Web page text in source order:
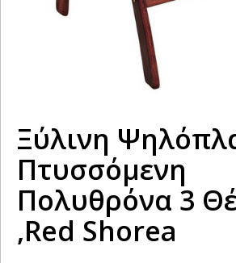
Ξύλινη
Πτυσσόμενη
Πολυθρόνα 3
,Red Shorea